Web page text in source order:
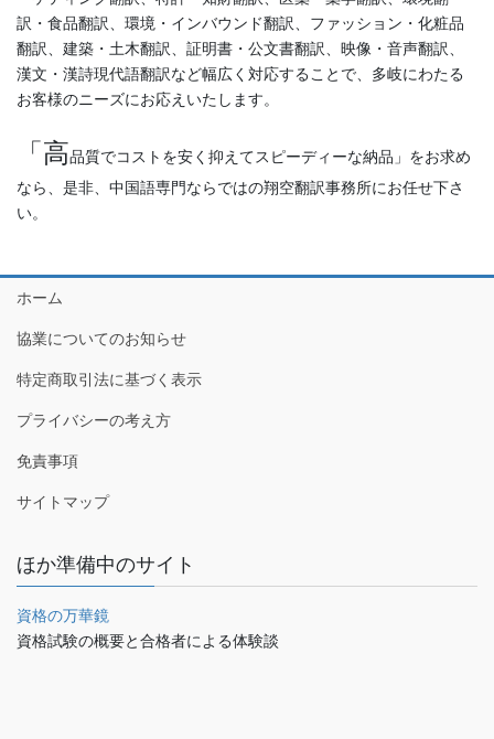
訳・食品翻訳、環境・インバウンド翻訳、ファッション・化粧品
翻訳、建築・土木翻訳、証明書・公文書翻訳、映像・音声翻訳、
漢文・漢詩現代語翻訳など幅広く対応することで、多岐にわたる
お客様のニーズにお応えいたします。
「高品質でコストを安く抑えてスピーディーな納品」をお求め
なら、是非、中国語専門ならではの翔空翻訳事務所にお任せ下さ
い。
ホーム
協業についてのお知らせ
特定商取引法に基づく表示
プライバシーの考え方
免責事項
サイトマップ
ほか準備中のサイト
資格の万華鏡
資格試験の概要と合格者による体験談